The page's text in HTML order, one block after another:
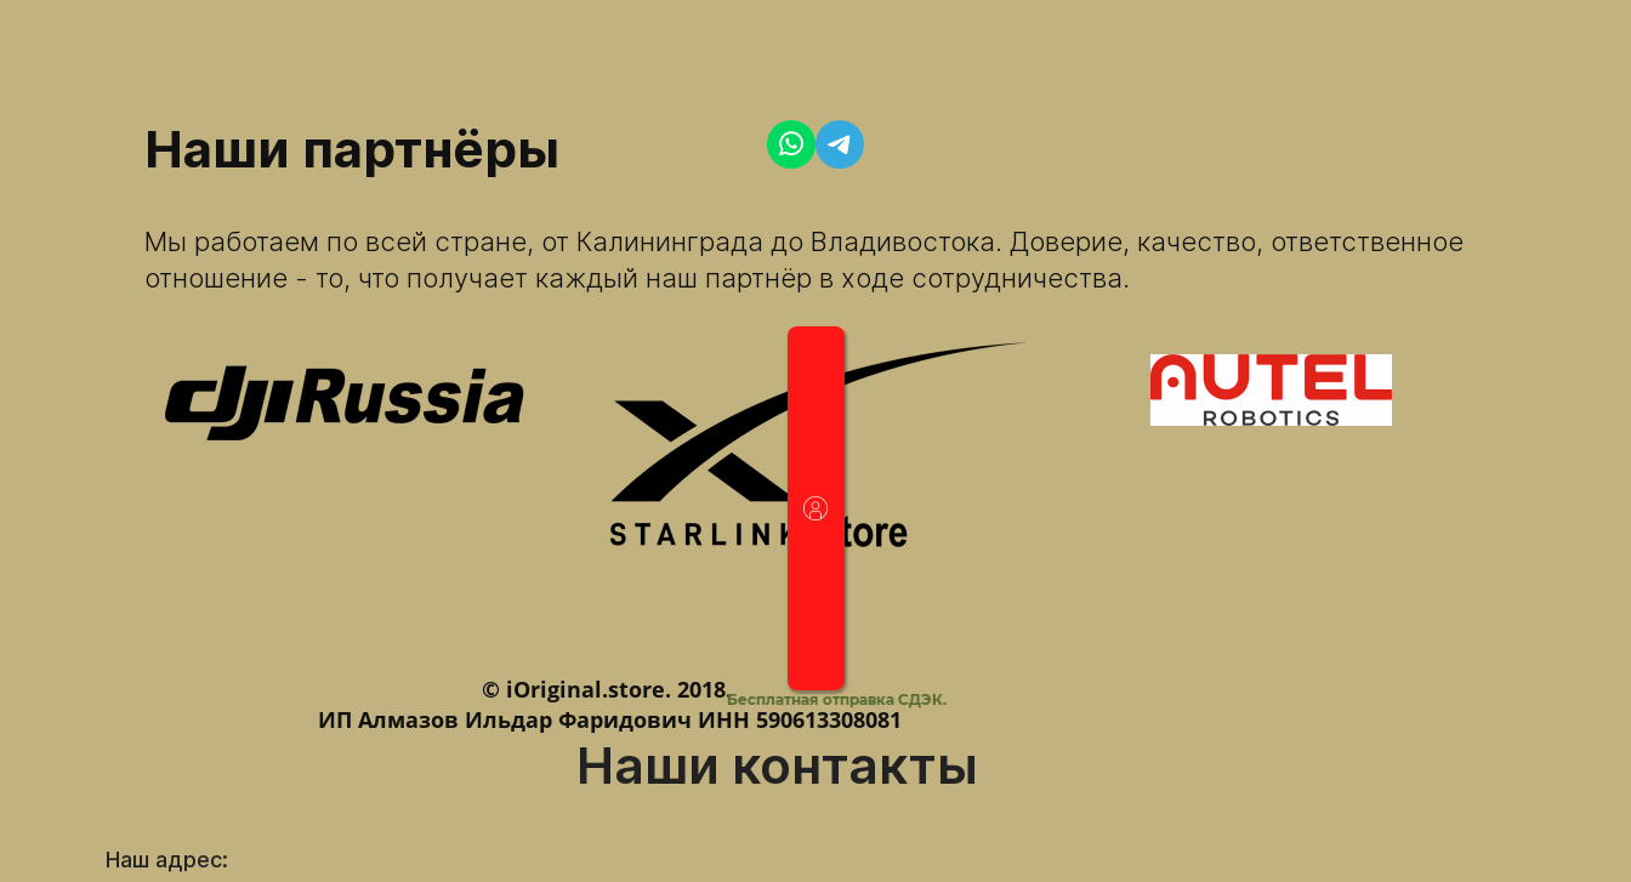
Бесплатная отправка СДЭК. •Гарантия на все дроны: 3 месяца.
Наши партнёры
Мы работаем по всей стране, от Калининграда до Владивостока. Доверие, качество, ответственное
отношение - то, что получает каждый наш партнёр в ходе сотрудничества.
© iOriginal.store. 2018.
ИП Алмазов Ильдар Фаридович ИНН 590613308081
Наши контакты
Наш адрес: